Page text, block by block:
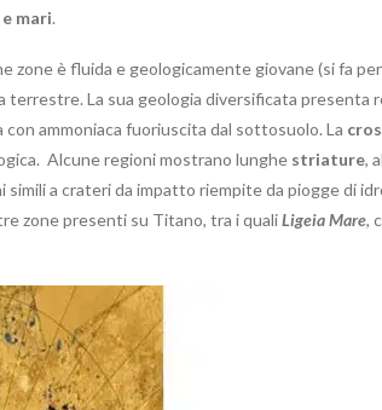
mari.
zone è fluida e geologicamente giovane (si fa
terrestre. La sua geologia diversificata presenta
ammoniaca fuoriuscita dal sottosuolo. La
Alcune regioni mostrano lunghe striature,
a crateri da impatto riempite da piogge di
zone presenti su Titano, tra i qualiLigeia Mare,